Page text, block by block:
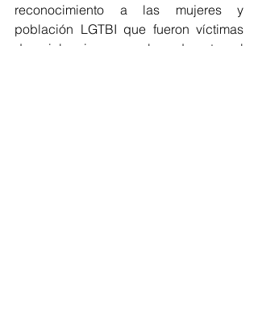
reconocimiento a las mujeres y
población LGTBI que fueron víctimas
de violencias sexuales durante el